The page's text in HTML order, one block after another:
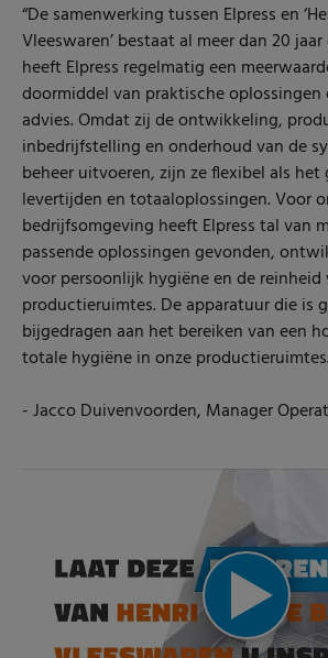
“De samenwerking tussen Elpress en
Vleeswaren’ bestaat al meer dan 20
heeft Elpress regelmatig een
doormiddel van praktische oplossingen
advies. Omdat zij de ontwikkeling,
inbedrijfstelling en onderhoud van de
beheer uitvoeren, zijn ze flexibel als het
levertijden en totaaloplossingen. Voor
bedrijfsomgeving heeft Elpress tal van
passende oplossingen gevonden,
voor persoonlijk hygiëne en de reinheid
productieruimtes. De apparatuur die is
bijgedragen aan het bereiken van een
totale hygiëne in onze
- Jacco Duivenvoorden, Manager